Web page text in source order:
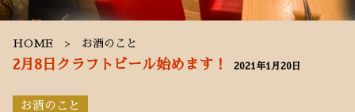
HOME お酒のこと
2月8日クラフトビール始めます！ 2021年1月20日
お酒のこと